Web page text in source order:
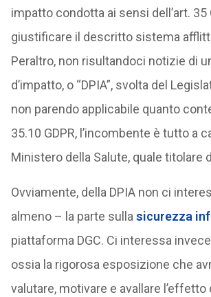
impatto condotta ai sensi dell’art. 35
giustificare il descritto sistema
Peraltro, non risultandoci notizie di
d’impatto, o “DPIA”, svolta del
non parendo applicabile quanto
35.10 GDPR, l’incombente è tutto a
Ministero della Salute, quale titolare
Ovviamente, della DPIA non ci
almeno – la parte sulla sicurezza
piattaforma DGC. Ci interessa
ossia la rigorosa esposizione che
valutare, motivare e avallare